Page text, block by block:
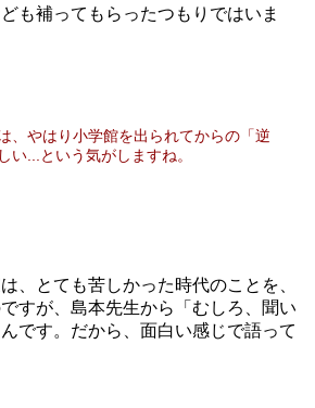
も補ってもらったつもりではいま
やはり小学館を出られてからの「逆
い...という気がしますね。
、とても苦しかった時代のことを、
すが、島本先生から「むしろ、聞い
です。だから、面白い感じで語って